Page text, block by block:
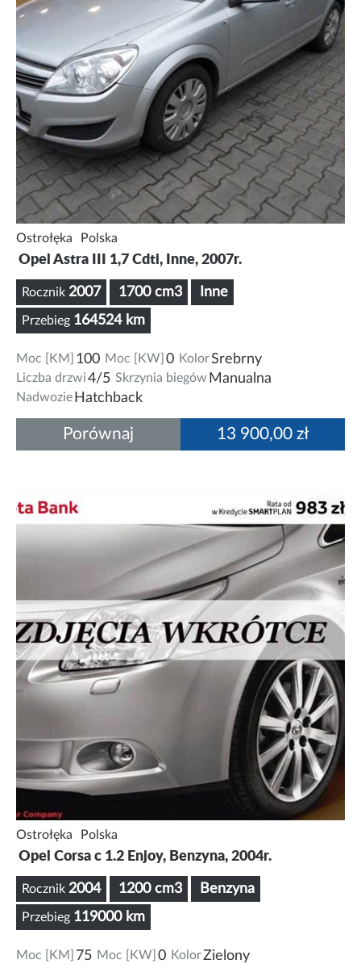
Ostrołęka Polska
Opel Astra III 1,7 Cdti, Inne, 2007r.
Rocznik 2007 1700 cm3 Inne
Przebieg 164524 km
Moc [KM] 100 Moc [KW] 0 KolorSrebrny
Liczba drzwi4/5 Skrzynia biegów Manualna
Nadwozie Hatchback
13 900,00 zł
Porównaj
Ostrołęka Polska
Opel Corsa c 1.2 Enjoy, Benzyna, 2004r.
Rocznik 2004 1200 cm3 Benzyna
Przebieg 119000 km
Moc [KM] 75 Moc [KW] 0 KolorZielony